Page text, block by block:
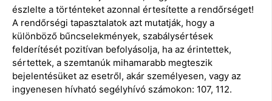
észlelte a történteket azonnal értesítette a rendőrséget!
A rendőrségi tapasztalatok azt mutatják, hogy a
különböző bűncselekmények, szabálysértések
felderítését pozitívan befolyásolja, ha az érintettek,
sértettek, a szemtanúk mihamarabb megteszik
bejelentésüket az esetről, akár személyesen, vagy az
ingyenesen hívható segélyhívó számokon: 107, 112.